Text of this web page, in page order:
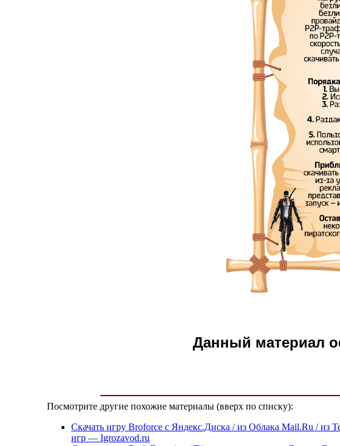
Данный материал
Посмотрите другие похожие материалы (вверх по списку):
Скачать игру Broforce с Яндекс.Диска / из Облака Mail.Ru / из
игр — Igrozavod.ru